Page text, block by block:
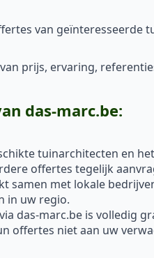
van geïnteresseerde
prijs, ervaring,
das-marc.be:
tuinarchitecten en
offertes tegelijk
samen met lokale
in uw regio.
das-marc.be is volledig
offertes niet aan uw